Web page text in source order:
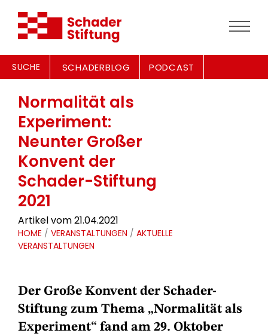
SUCHE SCHADERBLOG PODCAST
Normalität als
Experiment:
Neunter Großer
Konvent der
Schader-Stiftung
2021
Artikel vom 21.04.2021
HOME / VERANSTALTUNGEN / AKTUELLE
VERANSTALTUNGEN
Der Große Konvent der Schader-
Stiftung zum Thema „Normalität als
Experiment“ fand am 29. Oktober